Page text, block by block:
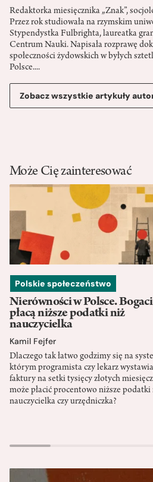
Redaktorka miesięcznika „Znak”,
Przez rok studiowała na rzymskim
Stypendystka Fulbrighta, laureatka
Centrum Nauki. Napisała rozprawę
społeczności żydowskich w byłych
Polsce....
Zobacz wszystkie artykuły
Może Cię zainteresować
Polskie społeczeństwo
Nierówności w Polsce. Bogaci
płacą niższe podatki niż
nauczycielka
Kamil Fejfer
Dlaczego tak łatwo godzimy się na
którym programista czy lekarz
faktury na setki tysięcy złotych
może płacić procentowo niższe podatki
nauczycielka czy urzędniczka?